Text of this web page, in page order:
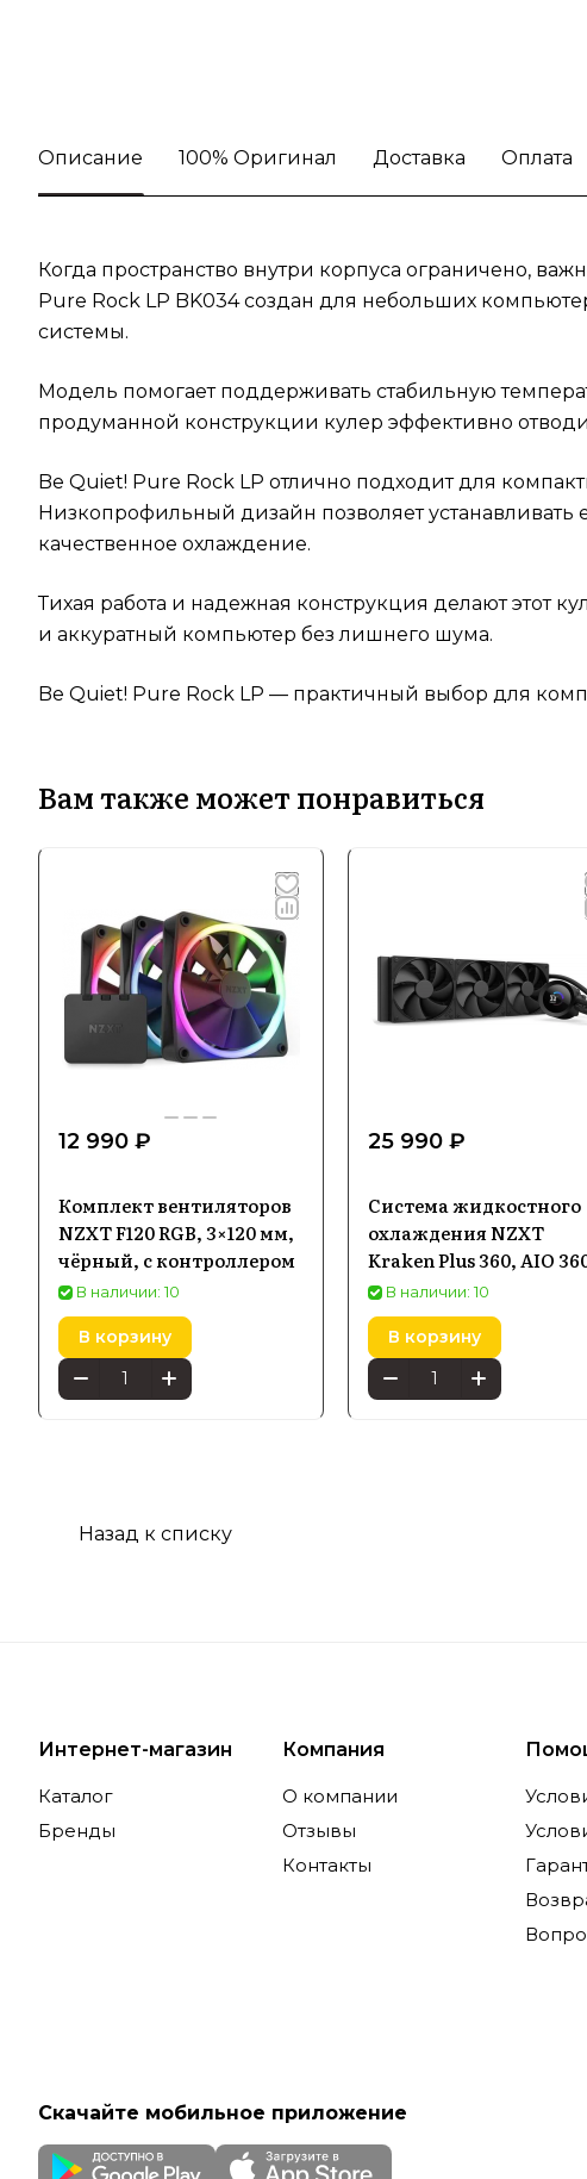
Описание 100% Оригинал Доставка Оплата
Когда пространство внутри корпуса ограничено,
Pure Rock LP BK034 создан для небольших
системы.
Модель помогает поддерживать стабильную
продуманной конструкции кулер эффективно
Be Quiet! Pure Rock LP отлично подходит для
Низкопрофильный дизайн позволяет устанавливать
качественное охлаждение.
Тихая работа и надежная конструкция делают этот
и аккуратный компьютер без лишнего шума.
Be Quiet! Pure Rock LP — практичный выбор для
Вам также может понравиться
12 990 ₽
Комплект вентиляторов
NZXT F120 RGB, 3×120 мм,
чёрный, с контроллером
В наличии: 10
В корзину
25 990 ₽
Система жидкостного
охлаждения NZXT
Kraken Plus 360, AIO
ммВ наличии: 10
В корзину
Назад к списку
Интернет-магазин
Каталог
Бренды
Компания
О компании
Отзывы
Контакты
Скачайте мобильное приложение